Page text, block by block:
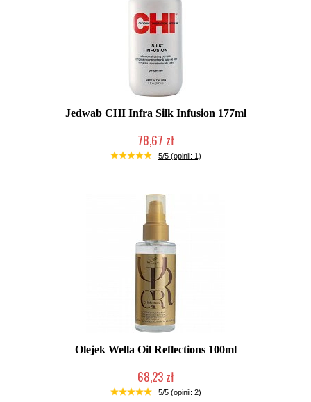
Jedwab CHI Infra Silk Infusion 177ml
78,67 zł
2-5 dni roboczych
5/5 (opinii: 1)
Olejek Wella Oil Reflections 100ml
68,23 zł
Duża ilość (wysyłka w 24h)
5/5 (opinii: 2)